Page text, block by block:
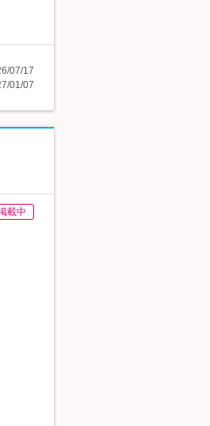
07/17
01/07
載中